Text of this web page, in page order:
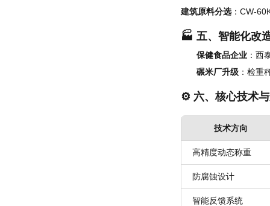
建筑原料分选：CW-
🏭 五、智能化改
保健食品企业 ：西
碾米厂升级 ：检重
⚙️ 六、核心技术
技术方向
高精度动态称重
防腐蚀设计
智能反馈系统